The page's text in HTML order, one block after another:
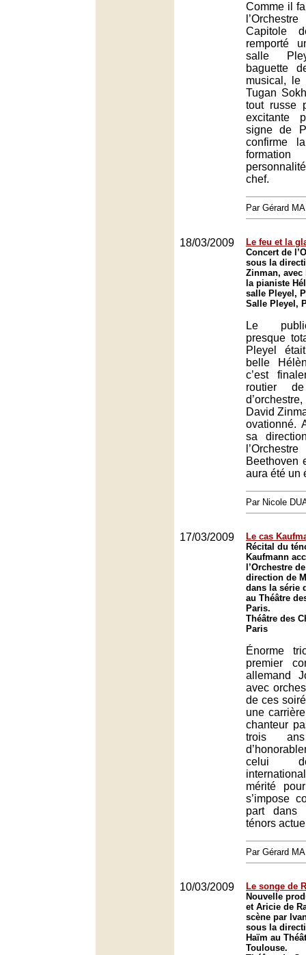
Comme il
Capitole
remporté
salle
baguette
musical, le
Tugan
tout russe
excitante
signe de
confirme
chef.
Par Gérard
18/03/2009
Le feu et la
Concert de
sous la
Zinman,
la pianiste
salle Pleyel,
Salle Pleyel,
Le
presque
Pleyel
belle
c’est
routier
David
ovationné.
sa
Beethoven
aura été un
Par Nicole
17/03/2009
Le cas
Récital du
Kaufmann
l’Orchestre
direction de
dans la série
au Théâtre
Paris.
Théâtre des
Paris
Énorme
premier
allemand
avec
de ces
une
chanteur
trois
celui
mérité
s’impose
part dans
ténors
Par Gérard
10/03/2009
Le songe de
Nouvelle
et Aricie de
scène par
sous la
Haïm au
Toulouse.